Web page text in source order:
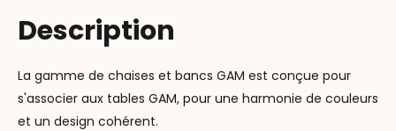
Description
La gamme de chaises et bancs GAM est conçue pour
s'associer aux tables GAM, pour une harmonie de couleurs
et un design cohérent.